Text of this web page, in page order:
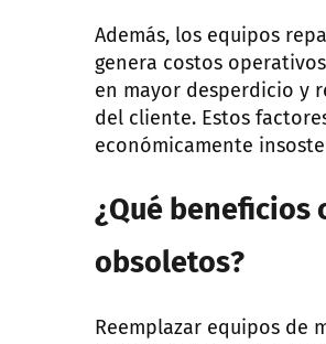
Además, los equipos
genera costos
en mayor desperdicio y
del cliente. Estos
económicamente
¿Qué beneficios
obsoletos?
Reemplazar equipos de